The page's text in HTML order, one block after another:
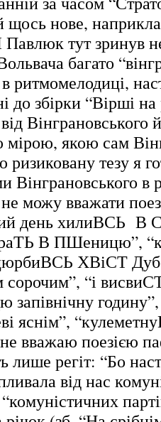
щось нове,
тут зринув
багато
до збірки “Вірші
Вінграновського
мірою, якою сам
ризиковану тезу я
Вінграновського
можу вважати
день хилиВСЬ В
В ПШеницю”,
ХВіСТ
сорочим”, “і
запівнічну
яснім”,
вважаю поезією
лише регіт: “Бо
від нас